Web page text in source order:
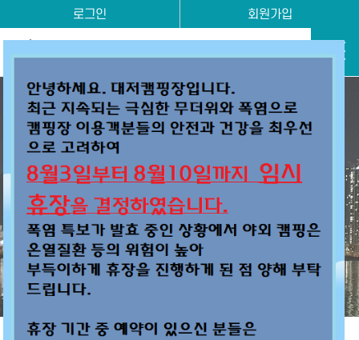
로그인 회원가입
도심 속 작은 힐링
온라인 예약하기